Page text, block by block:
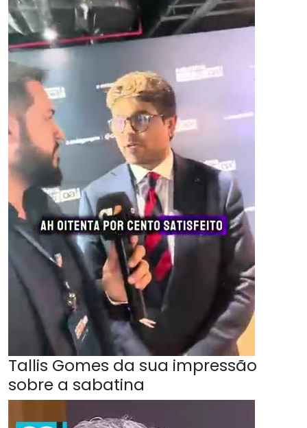
Tallis Gomes da sua impressão
sobre a sabatina